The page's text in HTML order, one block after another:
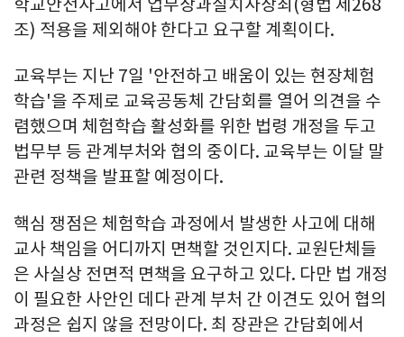
학교안전사고에서 업무상과실치사상죄(형법 제268
조) 적용을 제외해야 한다고 요구할 계획이다.
교육부는 지난 7일 '안전하고 배움이 있는 현장체험
학습'을 주제로 교육공동체 간담회를 열어 의견을 수
렴했으며 체험학습 활성화를 위한 법령 개정을 두고
법무부 등 관계부처와 협의 중이다. 교육부는 이달 말
관련 정책을 발표할 예정이다.
핵심 쟁점은 체험학습 과정에서 발생한 사고에 대해
교사 책임을 어디까지 면책할 것인지다. 교원단체들
은 사실상 전면적 면책을 요구하고 있다. 다만 법 개정
이 필요한 사안인 데다 관계 부처 간 이견도 있어 협의
과정은 쉽지 않을 전망이다. 최 장관은 간담회에서